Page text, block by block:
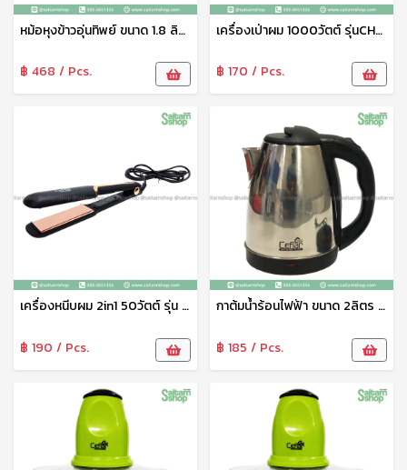
หม้อหุงข้าวอุ่นทิพย์ ขนาด 1.8 ลิตร รุ่น RC-180 (หม้อในเคลือบเทปล่อน+แถมซึ้งนึ่ง) Ceflar
฿ 468 / Pcs.
เครื่องเป่าผม 1000วัตต์ รุ่นCHD-011 Ceflar
฿ 170 / Pcs.
เครื่องหนีบผม 2in1 50วัตต์ รุ่น HNS-033 Ceflar
฿ 190 / Pcs.
กาต้มน้ำร้อนไฟฟ้า ขนาด 2ลิตร รุ่น CSH-03
฿ 185 / Pcs.